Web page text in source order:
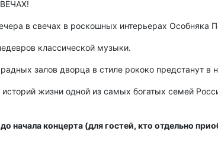
в свечах в роскошных интерьерах Особняка
классической музыки.
залов дворца в стиле рококо предстанут в
жизни одной из самых богатых семей
начала концерта (для гостей, кто отдельно